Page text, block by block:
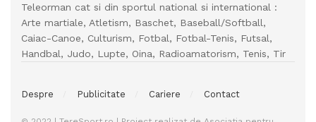
Teleorman cat si din sportul national si international :
Arte martiale, Atletism, Baschet, Baseball/Softball,
Caiac-Canoe, Culturism, Fotbal, Fotbal-Tenis, Futsal,
Handbal, Judo, Lupte, Oina, Radioamatorism, Tenis, Tir
Despre Publicitate Cariere Contact